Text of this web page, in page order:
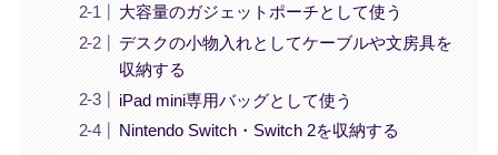
大容量のガジェットポーチとして使う
デスクの小物入れとしてケーブルや文房具を
収納する
iPad mini専用バッグとして使う
Nintendo Switch・Switch 2を収納する